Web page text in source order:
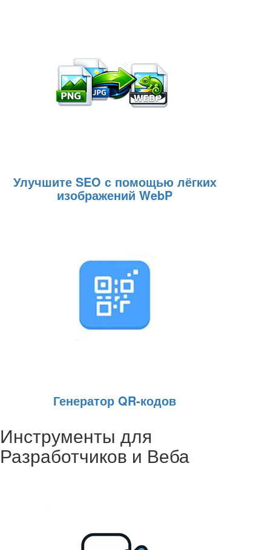
Улучшите SEO с помощью лёгких
изображений WebP
Генератор QR‑кодов
Инструменты для
Разработчиков и Веба